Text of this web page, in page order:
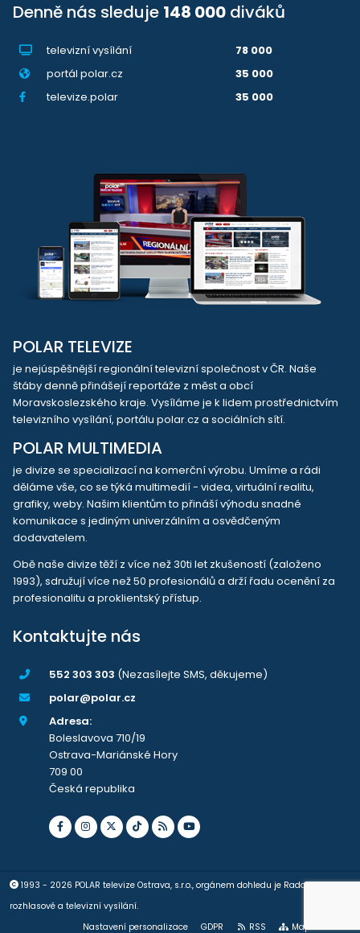
Denně nás sleduje 148 000 diváků
televizní vysílání
78 000
portál polar.cz
35 000
televize.polar
35 000
POLAR TELEVIZE
je nejúspěšnější regionální televizní společnost v ČR. Naše
štáby denně přinášejí reportáže z měst a obcí
Moravskoslezského kraje. Vysíláme je k lidem prostřednictvím
televizního vysílání, portálu polar.cz a sociálních sítí.
POLAR MULTIMEDIA
je divize se specializací na komerční výrobu. Umíme a rádi
děláme vše, co se týká multimedií - videa, virtuální realitu,
grafiky, weby. Našim klientům to přináší výhodu snadné
komunikace s jediným univerzálním a osvědčeným
dodavatelem.
Obě naše divize těží z více než 30ti let zkušeností (založeno
1993), sdružují více než 50 profesionálů a drží řadu ocenění za
profesionalitu a proklientský přístup.
Kontaktujte nás
552 303 303 (Nezasílejte SMS, děkujeme)
polar@polar.cz
Adresa:
Boleslavova 710/19
Ostrava-Mariánské Hory
709 00
Česká republika
1993 - 2026 POLAR televize Ostrava, s.r.o., orgánem dohledu je Rada pro
rozhlasové a televizní vysílání.
Nastavení personalizace
GDPR RSS Mapa stránek